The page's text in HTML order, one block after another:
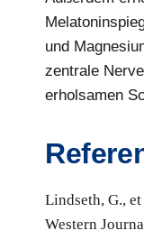
und
zentrale
erholsamen
Lindseth, G.,
Western